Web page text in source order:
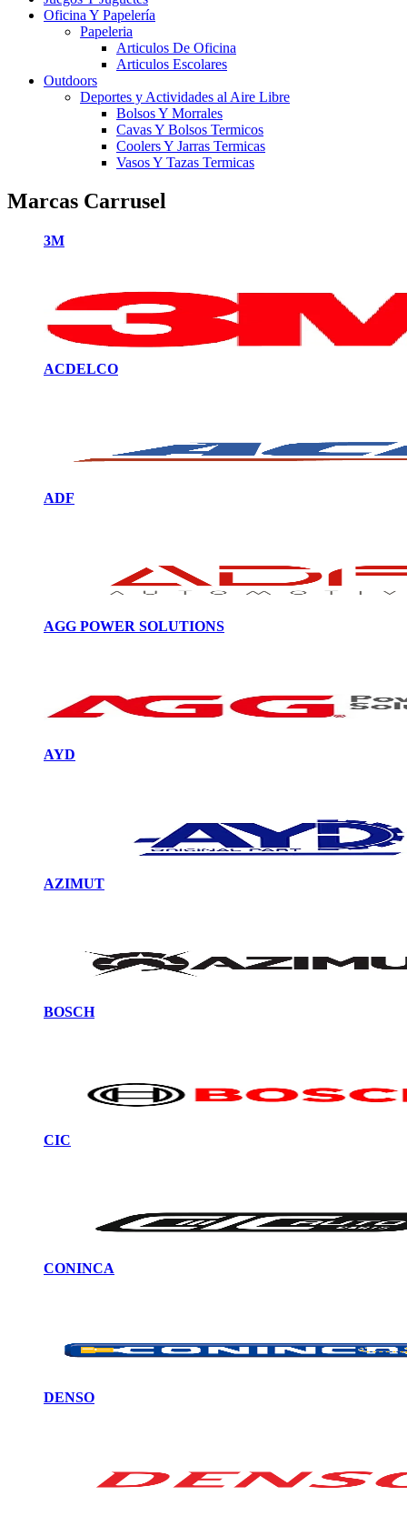
Oficina Y Papelería
Papeleria
Articulos De Oficina
Articulos Escolares
Outdoors
Deportes y Actividades al Aire Libre
Bolsos Y Morrales
Cavas Y Bolsos Termicos
Coolers Y Jarras Termicas
Vasos Y Tazas Termicas
Marcas Carrusel
3M
ACDELCO
ADF
AGG POWER SOLUTIONS
AYD
AZIMUT
BOSCH
CIC
CONINCA
DENSO